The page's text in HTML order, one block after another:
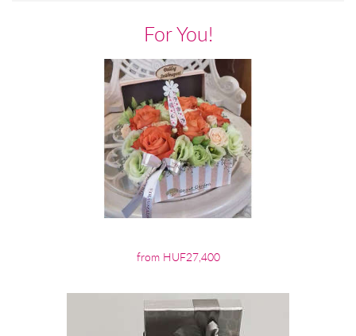
For You!
from HUF27,400